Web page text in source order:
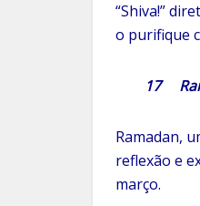
“Shiva!”
o purifique
17
Ramadan,
reflexão e
março.